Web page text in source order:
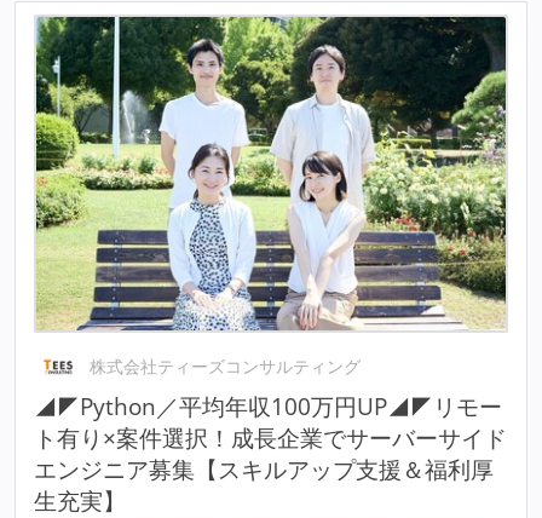
株式会社ティーズコンサルティング
◢◤Python／平均年収100万円UP◢◤リモー
ト有り×案件選択！成長企業でサーバーサイド
エンジニア募集【スキルアップ支援＆福利厚
生充実】